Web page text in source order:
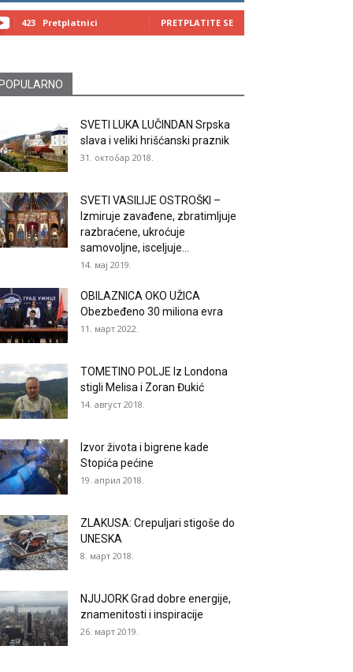
423 Pretplatnici PRETPLATITE SE
SVETI LUKA LUČINDAN Srpska
slava i veliki hrišćanski praznik
31. октобар 2018.
SVETI VASILIJE OSTROŠKI –
Izmiruje zavađene, zbratimljuje
razbraćene, ukroćuje
samovoljne, isceljuje...
14. мај 2019.
OBILAZNICA OKO UŽICA
Obezbeđeno 30 miliona evra
11. март 2022.
TOMETINO POLJE Iz Londona
stigli Melisa i Zoran Đukić
14. август 2018.
Izvor života i bigrene kade
Stopića pećine
19. април 2018.
ZLAKUSA: Crepuljari stigoše do
UNESKA
8. март 2018.
NJUJORK Grad dobre energije,
znamenitosti i inspiracije
26. март 2019.